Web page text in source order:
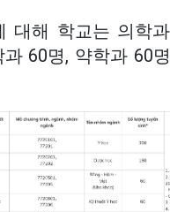
대해 학교는 의학
60명, 약학과 60